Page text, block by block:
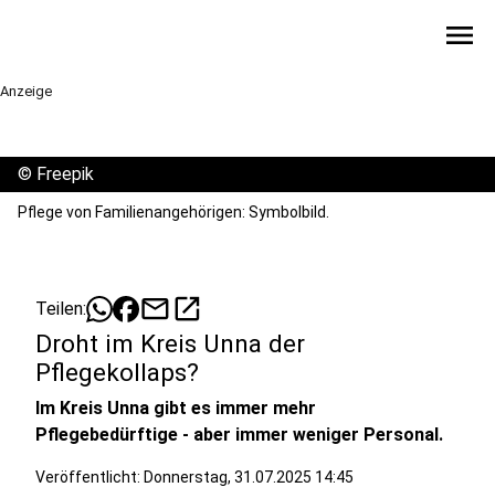
menu
Anzeige
© Freepik
Pflege von Familienangehörigen: Symbolbild.
Teilen: mailopen_in_new
Droht im Kreis Unna der
Pflegekollaps?
Im Kreis Unna gibt es immer mehr
Pflegebedürftige - aber immer weniger Personal.
Veröffentlicht: Donnerstag, 31.07.2025 14:45